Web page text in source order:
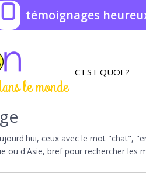
témoignages
le monde
C'EST QUOI ?
ceux avec le mot "chat",
ou d'Asie, bref pour rechercher